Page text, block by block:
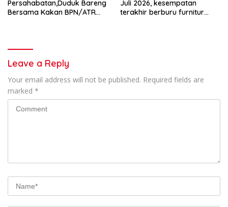
Persahabatan,Duduk Bareng
Bersama Kakan BPN/ATR
Juli 2026, kesempatan
terakhir berburu furnitur
Leave a Reply
Your email address will not be published. Required fields are
marked *